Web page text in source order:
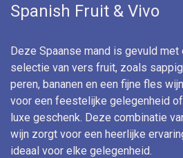
Spanish Fruit & Vivo
Deze Spaanse mand is gevuld met
selectie van vers fruit, zoals
peren, bananen en een fijne fles
voor een feestelijke gelegenheid
luxe geschenk. Deze combinatie
wijn zorgt voor een heerlijke
ideaal voor elke gelegenheid.